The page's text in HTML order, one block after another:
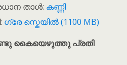
താൾ: കണ്ണി
ഗ്രേ സ്കെയിൽ (1100 MB)
കൈയെഴുത്തു പ്രതി